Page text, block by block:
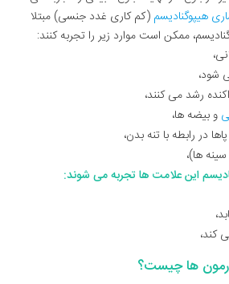
هیپوگنادیسم (کم کاری غدد جنسی) مبتلا
ممکن است موارد زیر را تجربه کنند:
شود،
رشد می کنند،
و بیضه ها،
در رابطه با تنه بدن،
ها)،
این علامت ها تجربه می شوند:
کند،
ها چیست؟